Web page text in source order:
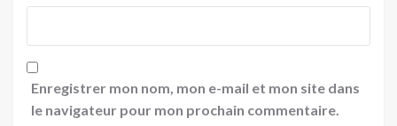
Enregistrer mon nom, mon e-mail et mon site dans
le navigateur pour mon prochain commentaire.